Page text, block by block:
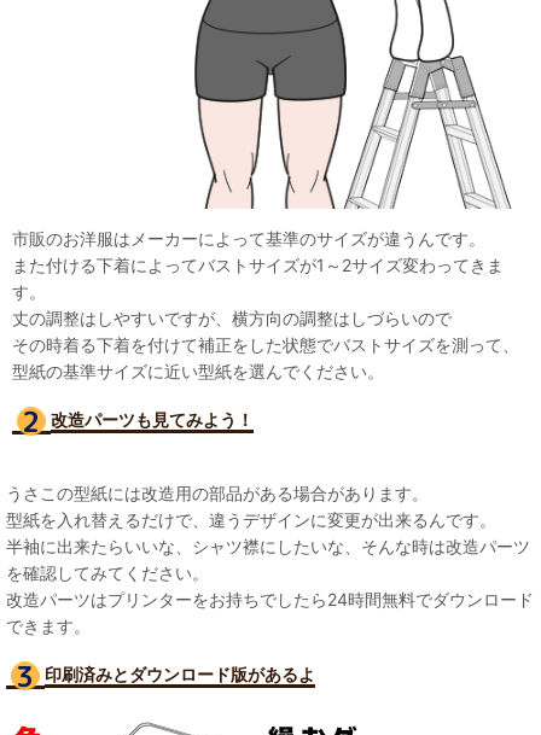
市販のお洋服はメーカーによって基準のサイズが違うんです。
また付ける下着によってバストサイズが1～2サイズ変わってきま
す。
丈の調整はしやすいですが、横方向の調整はしづらいので
その時着る下着を付けて補正をした状態でバストサイズを測って、
型紙の基準サイズに近い型紙を選んでください。
改造パーツも見てみよう！
うさこの型紙には改造用の部品がある場合があります。
型紙を入れ替えるだけで、違うデザインに変更が出来るんです。
半袖に出来たらいいな、シャツ襟にしたいな、そんな時は改造パーツ
を確認してみてください。
改造パーツはプリンターをお持ちでしたら24時間無料でダウンロード
できます。
印刷済みとダウンロード版があるよ